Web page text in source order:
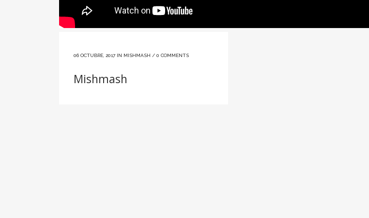
06 OCTUBRE, 2017 IN MISHMASH / 0 COMMENTS
Mishmash